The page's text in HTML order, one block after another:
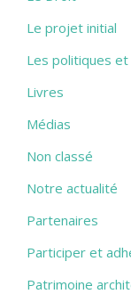
Le projet initial
Les politiques et
Livres
Médias
Non classé
Notre actualité
Partenaires
Participer et
Patrimoine